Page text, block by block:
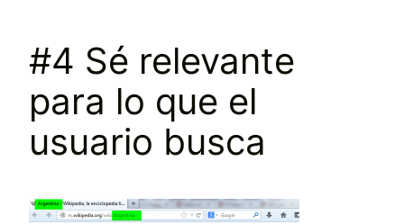
#4 Sé relevante
para lo que el
usuario busca